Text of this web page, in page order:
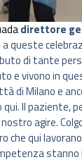
direttore
queste
di tante
e vivono in
di Milano e
Il paziente,
agire.
che qui
stanno